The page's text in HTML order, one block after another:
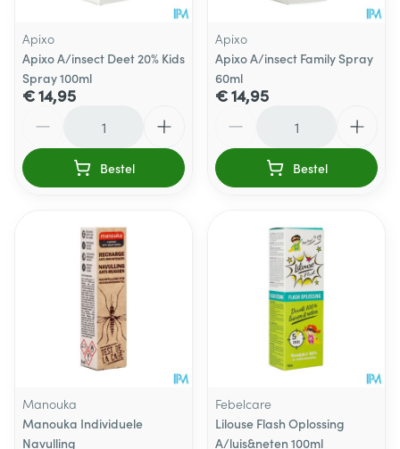
Apixo
Apixo A/insect Deet 20% Kids
Spray 100ml
€ 14,95
Bestel
Apixo
Apixo A/insect Family Spray
60ml
€ 14,95
Bestel
Manouka
Manouka Individuele
Navulling
Febelcare
Lilouse Flash Oplossing
A/luis&neten 100ml